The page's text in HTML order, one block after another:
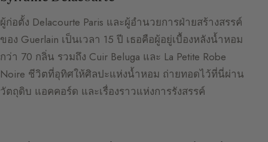
ผู้ก่อตั้ง Delacourte Paris และผู้อำนวยการฝ่ายสร้างสรรค์
ของ Guerlain เป็นเวลา 15 ปี เธอคือผู้อยู่เบื้องหลังน้ำหอม
กว่า 70 กลิ่น รวมถึง Cuir Beluga และ La Petite Robe
Noire ชีวิตที่อุทิศให้ศิลปะแห่งน้ำหอม ถ่ายทอดไว้ที่นี่ผ่าน
วัตถุดิบ แอคคอร์ด และเรื่องราวแห่งการรังสรรค์